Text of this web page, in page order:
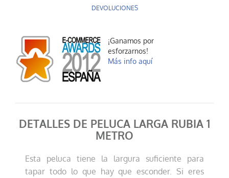
DEVOLUCIONES
¡Ganamos por
esforzarnos!
Más info aquí
DETALLES DE PELUCA LARGA RUBIA 1
METRO
Esta peluca tiene la largura suficiente para
tapar todo lo que hay que esconder. Si eres